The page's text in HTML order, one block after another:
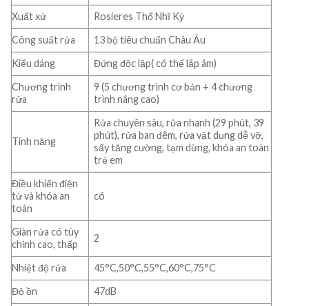
Xuất xứ
Rosieres Thổ Nhĩ Kỳ
Công suất rửa
13 bộ tiêu chuẩn Châu Âu
Kiểu dáng
Đứng độc lập( có thể lắp âm)
Chương trình
rửa
9 (5 chương trình cơ bản + 4 chương
trình nâng cao)
Tính năng
Rửa chuyên sâu, rửa nhanh (29 phút, 39
phút), rửa ban đêm, rửa vật dụng dễ vỡ,
sấy tăng cường, tạm dừng, khóa an toàn
trẻ em
Điều khiển điện
tử và khóa an
toàn
có
Giàn rửa có tùy
chỉnh cao, thấp
2
Nhiệt độ rửa
45°C,50°C,55°C,60°C,75°C
Độ ồn
47dB